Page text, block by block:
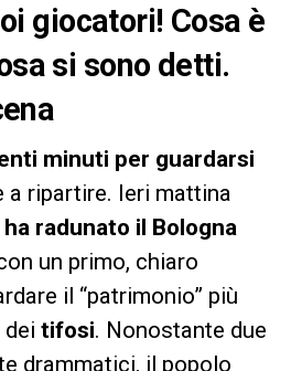
giocatori! Cosa è
si sono detti.
minuti per guardarsi
a ripartire. Ieri mattina
radunato il Bologna
un primo, chiaro
il “patrimonio” più
tifosi. Nonostante due
drammatici, il popolo